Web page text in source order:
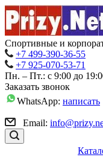
Спортивные и
+7 499-390-36-55
+7 925-070-53-71
Пн. – Пт.: с 9:00 до
Заказать звонок
WhatsApp: написать
Email: